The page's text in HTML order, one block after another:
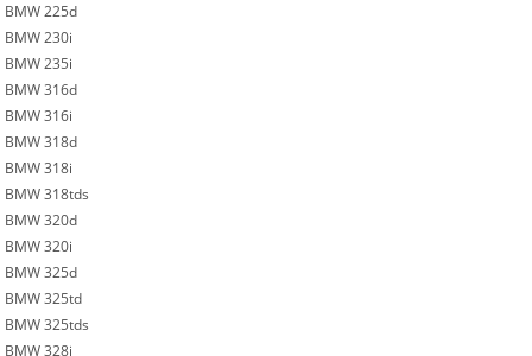
BMW 225d
BMW 230i
BMW 235i
BMW 316d
BMW 316i
BMW 318d
BMW 318i
BMW 318tds
BMW 320d
BMW 320i
BMW 325d
BMW 325td
BMW 325tds
BMW 328i